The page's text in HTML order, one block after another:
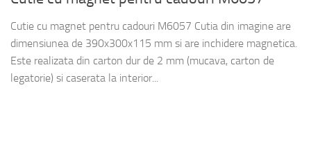
Cutie cu magnet pentru cadouri M6057 Cutia din imagine are
dimensiunea de 390x300x115 mm si are inchidere magnetica.
Este realizata din carton dur de 2 mm (mucava, carton de
legatorie) si caserata la interior...